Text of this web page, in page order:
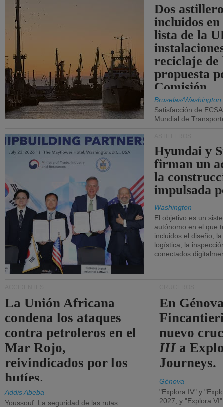
Dos
incluidos
lista de la
reciclaje de
propuesta
Comisión.
Bruselas/Washington
Satisfacción de
Mundial de
Hyundai y
firman un
la
impulsada
Washington
El objetivo es un
autónomo en el que
incluidos el diseño,
logística, la
conectados
La Unión Africana
condena los ataques
contra petroleros en el
Mar Rojo,
reivindicados por los
hutíes.
Addis Abeba
Youssouf: La seguridad de las rutas
En
nuevo
III a
Journeys.
Génova
"Explora IV" y
2027, y "Explora